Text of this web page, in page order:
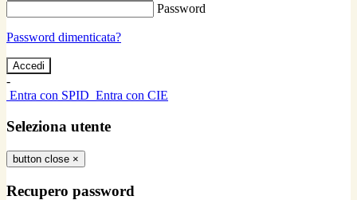
Password
Password dimenticata?
-
Entra con SPID Entra con CIE
Seleziona utente
button close ×
Recupero password